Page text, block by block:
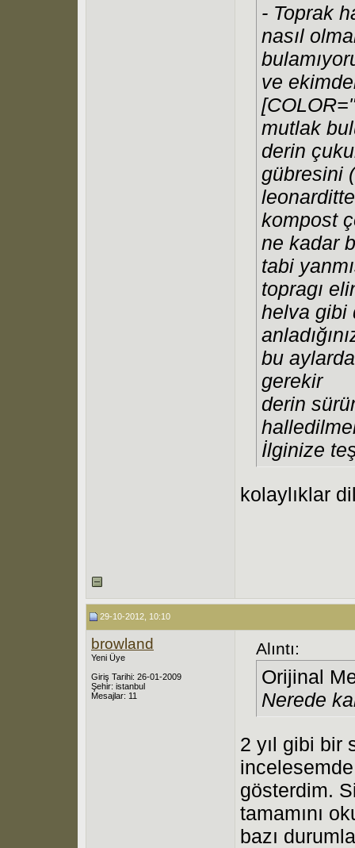
- Toprak
nasıl
ve
mutlak
derin
gübresini
kompost
ne kadar
tabi
topragı
helva gibi
bu
gerekir
derin
İlginize
kolaylıklar
29-10-2012, 10:10
browland
Yeni Üye
Giriş Tarihi: 26-01-2009
Şehir: istanbul
Mesajlar: 11
Alıntı:
Orijinal
Nerede
2 yıl gibi bir
gösterdim.
tamamını
bazı